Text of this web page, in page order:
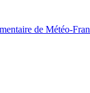
de Météo-